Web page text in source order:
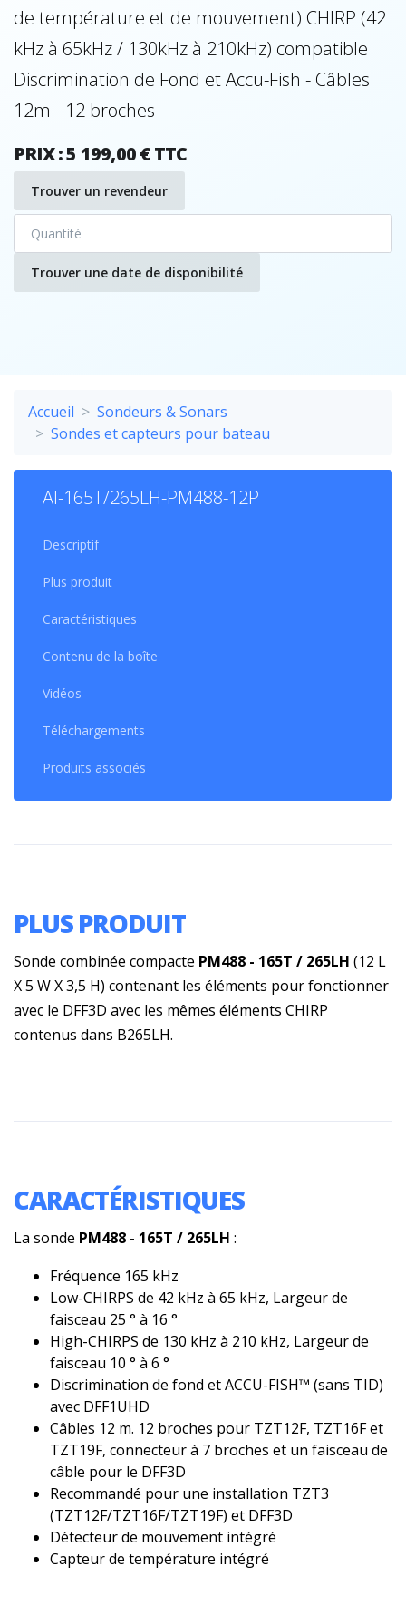
de température et de mouvement) CHIRP (42
kHz à 65kHz / 130kHz à 210kHz) compatible
Discrimination de Fond et Accu-Fish - Câbles
12m - 12 broches
PRIX : 5 199,00 € TTC
Trouver un revendeur
Trouver une date de disponibilité
Accueil
Sondeurs & Sonars
Sondes et capteurs pour bateau
AI-165T/265LH-PM488-12P
Descriptif
Plus produit
Caractéristiques
Contenu de la boîte
Vidéos
Téléchargements
Produits associés
PLUS PRODUIT
Sonde combinée compacte PM488 - 165T / 265LH (12 L
X 5 W X 3,5 H) contenant les éléments pour fonctionner
avec le DFF3D avec les mêmes éléments CHIRP
contenus dans B265LH.
CARACTÉRISTIQUES
La sonde PM488 - 165T / 265LH :
Fréquence 165 kHz
Low-CHIRPS de 42 kHz à 65 kHz, Largeur de
faisceau 25 ° à 16 °
High-CHIRPS de 130 kHz à 210 kHz, Largeur de
faisceau 10 ° à 6 °
Discrimination de fond et ACCU-FISH™ (sans TID)
avec DFF1UHD
Câbles 12 m. 12 broches pour TZT12F, TZT16F et
TZT19F, connecteur à 7 broches et un faisceau de
câble pour le DFF3D
Recommandé pour une installation TZT3
(TZT12F/TZT16F/TZT19F) et DFF3D
Détecteur de mouvement intégré
Capteur de température intégré